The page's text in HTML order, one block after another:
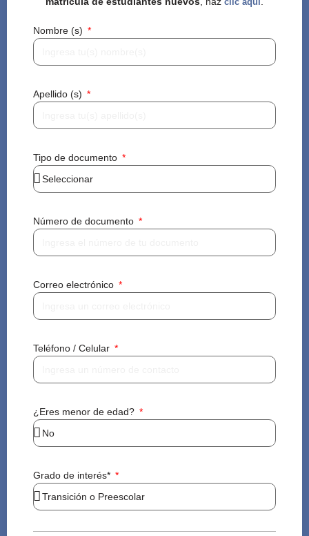
Nombre (s)
Apellido (s)
Tipo de documento
Número de documento
Correo electrónico
Teléfono / Celular
¿Eres menor de edad?
Grado de interés*